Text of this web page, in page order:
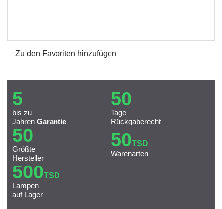
Zu den Favoriten hinzufügen
5
bis zu
Jahren Garantie
50
Tage
Rückgaberecht
50
Größte
Hersteller
50TSD
Warenarten
500TSD
Lampen
auf Lager